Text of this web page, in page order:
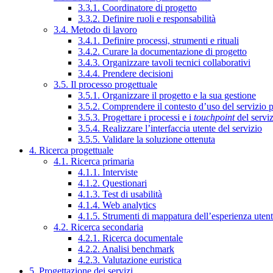
3.3.1. Coordinatore di progetto
3.3.2. Definire ruoli e responsabilità
3.4. Metodo di lavoro
3.4.1. Definire processi, strumenti e rituali
3.4.2. Curare la documentazione di progetto
3.4.3. Organizzare tavoli tecnici collaborativi
3.4.4. Prendere decisioni
3.5. Il processo progettuale
3.5.1. Organizzare il progetto e la sua gestione
3.5.2. Comprendere il contesto d’uso del servizio
3.5.3. Progettare i processi e i touchpointdel
3.5.4. Realizzare l’interfaccia utente del servizio
3.5.5. Validare la soluzione ottenuta
4. Ricerca progettuale
4.1. Ricerca primaria
4.1.1. Interviste
4.1.2. Questionari
4.1.3. Test di usabilità
4.1.4. Web analytics
4.1.5. Strumenti di mappatura dell’esperienza
4.2. Ricerca secondaria
4.2.1. Ricerca documentale
4.2.2. Analisi benchmark
4.2.3. Valutazione euristica
5. Progettazione dei servizi